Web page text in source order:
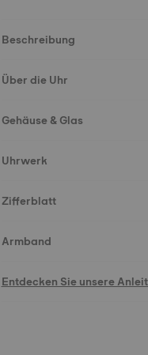
Beschreibung
Über die Uhr
Gehäuse & Glas
Uhrwerk
Zifferblatt
Armband
Entdecken Sie unsere